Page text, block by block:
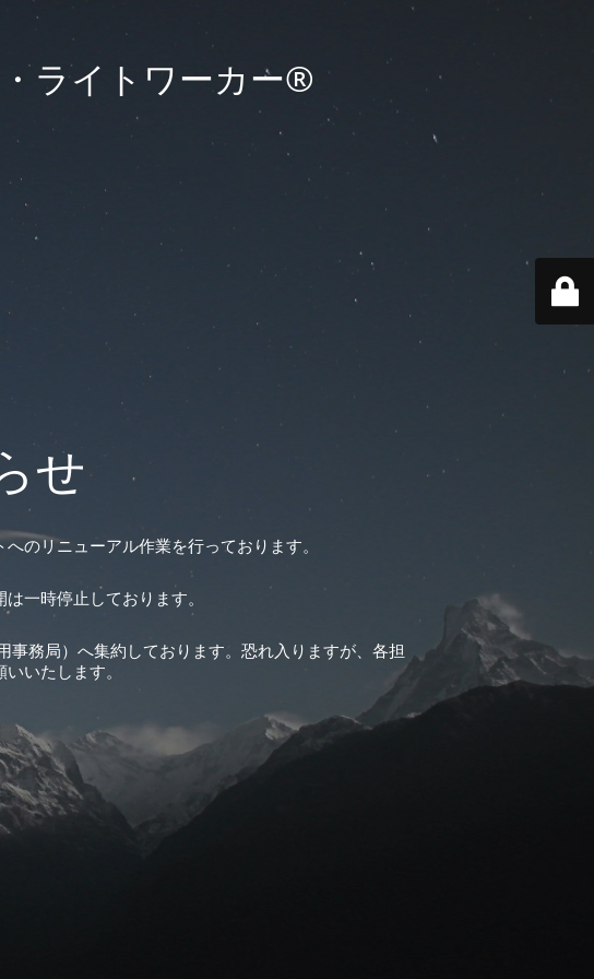
ライトワーカー®️
せ
のリニューアル作業を行っております。
一時停止しております。
務局）へ集約しております。恐れ入りますが、各担
いたします。